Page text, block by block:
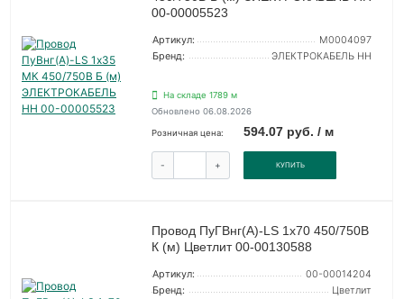
00-00005523
Артикул:
M0004097
Бренд:
ЭЛЕКТРОКАБЕЛЬ НН
На складе 1789 м
Обновлено 06.08.2026
Розничная цена: 594.07 руб. / м
- + КУПИТЬ
Провод ПуГВнг(А)-LS 1х70 450/750В
К (м) Цветлит 00-00130588
Артикул:
00-00014204
Бренд:
Цветлит